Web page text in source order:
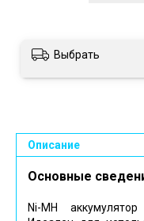
Выбрать
Описание
Основные
Ni-MH